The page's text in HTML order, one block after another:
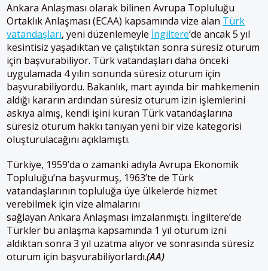
Ankara Anlaşması olarak bilinen Avrupa Topluluğu
Ortaklık Anlaşması (ECAA) kapsamında vize alan Türk
vatandaşları, yeni düzenlemeyle İngiltere‘de ancak 5 yıl
kesintisiz yaşadıktan ve çalıştıktan sonra süresiz oturum
için başvurabiliyor. Türk vatandaşları daha önceki
uygulamada 4 yılın sonunda süresiz oturum için
başvurabiliyordu. Bakanlık, mart ayında bir mahkemenin
aldığı kararın ardından süresiz oturum izin işlemlerini
askıya almış, kendi işini kuran Türk vatandaşlarına
süresiz oturum hakkı tanıyan yeni bir vize kategorisi
oluşturulacağını açıklamıştı.
Türkiye, 1959’da o zamanki adıyla Avrupa Ekonomik
Topluluğu’na başvurmuş, 1963’te de Türk
vatandaşlarının topluluğa üye ülkelerde hizmet
verebilmek için vize almalarını
sağlayan Ankara Anlaşması imzalanmıştı. İngiltere’de
Türkler bu anlaşma kapsamında 1 yıl oturum izni
aldıktan sonra 3 yıl uzatma alıyor ve sonrasında süresiz
oturum için başvurabiliyorlardı.(AA)